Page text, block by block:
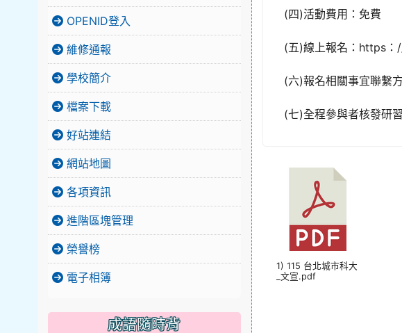
(四)活動費用：免費
(五)線上報名：https
(六)報名相關事宜聯繫
(七)全程參與者核發研
1) 115 台北城市科大
_文宣.pdf
OPENID登入
維修通報
學校簡介
檔案下載
好站連結
網站地圖
各項資訊
進階區塊管理
榮譽榜
電子相簿
成語隨時背